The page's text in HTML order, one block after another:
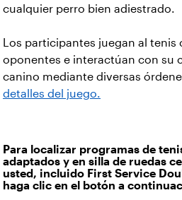
cualquier perro bien adiestrado.
Los participantes juegan al tenis
oponentes e interactúan con su
canino mediante diversas
detalles del juego.
Para localizar programas de
adaptados y en silla de ruedas
usted, incluido First Service
haga clic en el botón a